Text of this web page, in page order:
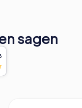
sagen